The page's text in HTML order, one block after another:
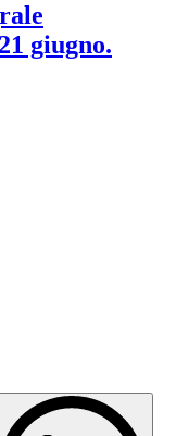
giugno.